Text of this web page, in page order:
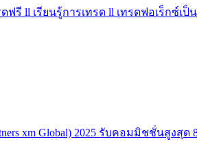
ฟรี ll เรียนรู้การเทรด ll เทรดฟอเร็กซ์เป็
xm Global) 2025 รับคอมมิชชั่นสูงสุด